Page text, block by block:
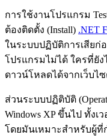
การใช้งานโปรแกรม
ต้องติดตั้ง (Install) .NET
ในระบบปฏิบัติการเสียก่
โปรแกรมไม่ได้ ใครที่ยั
ดาวน์โหลดได้จากเว็บไซ
ส่วนระบบปฏิติบัติ
Windows XP ขึ้นไป ทั้งเ
โดยมันเหมาะสำหรับผู้ที่